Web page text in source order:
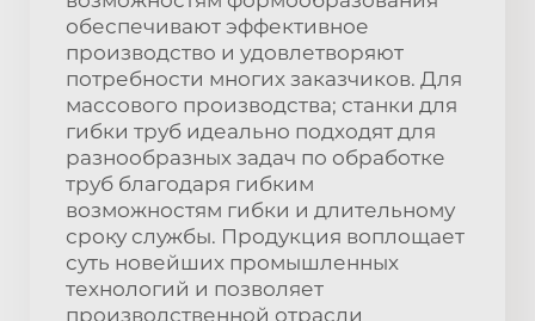
обеспечивают эффективное
производство и удовлетворяют
потребности многих заказчиков. Для
массового производства; станки для
гибки труб идеально подходят для
разнообразных задач по обработке
труб благодаря гибким
возможностям гибки и длительному
сроку службы. Продукция воплощает
суть новейших промышленных
технологий и позволяет
производственной отрасли